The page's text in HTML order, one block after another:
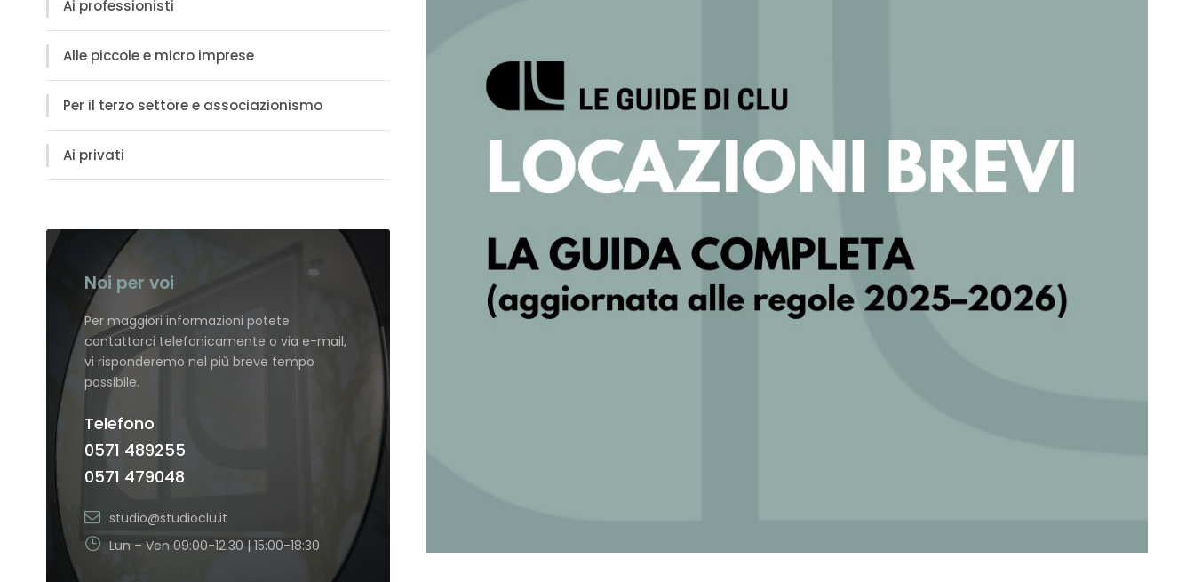
Ai professionisti
Alle piccole e micro imprese
Per il terzo settore e associazionismo
Ai privati
Noi per voi
Per maggiori informazioni potete
contattarci telefonicamente o via e-mail,
vi risponderemo nel più breve tempo
possibile.
Telefono
0571 489255
0571 479048
studio@studioclu.it
Lun – Ven 09:00-12:30 | 15:00-18:30